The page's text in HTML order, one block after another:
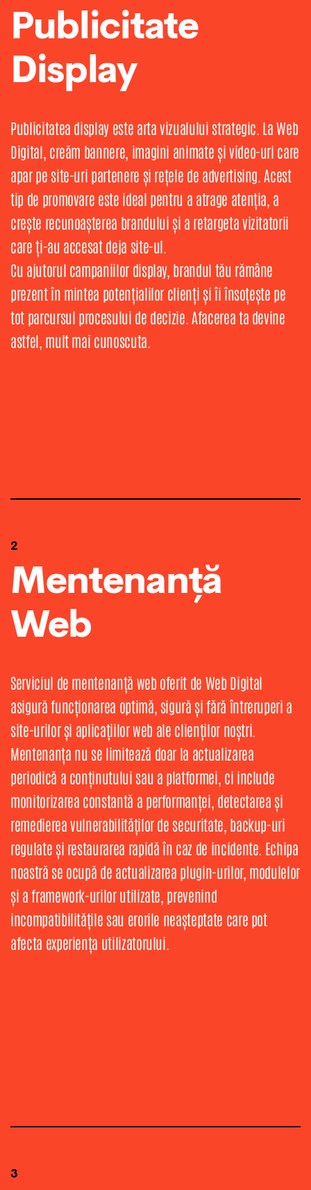
Publicitate
Display
Publicitatea display este arta vizualului strategic. La Web
Digital, creăm bannere, imagini animate și video-uri care
apar pe site-uri partenere și rețele de advertising. Acest
tip de promovare este ideal pentru a atrage atenția, a
crește recunoașterea brandului și a retargeta vizitatorii
care ți-au accesat deja site-ul.
Cu ajutorul campaniilor display, brandul tău rămâne
prezent în mintea potențialilor clienți și îi însoțește pe
tot parcursul procesului de decizie. Afacerea ta devine
astfel, mult mai cunoscuta.
2
Mentenanță
Web
Serviciul de mentenanță web oferit de Web Digital
asigură funcționarea optimă, sigură și fără întreruperi a
site-urilor și aplicațiilor web ale clienților noștri.
Mentenanța nu se limitează doar la actualizarea
periodică a conținutului sau a platformei, ci include
monitorizarea constantă a performanței, detectarea și
remedierea vulnerabilităților de securitate, backup-uri
regulate și restaurarea rapidă în caz de incidente. Echipa
noastră se ocupă de actualizarea plugin-urilor, modulelor
și a framework-urilor utilizate, prevenind
incompatibilitățile sau erorile neașteptate care pot
afecta experiența utilizatorului.
3